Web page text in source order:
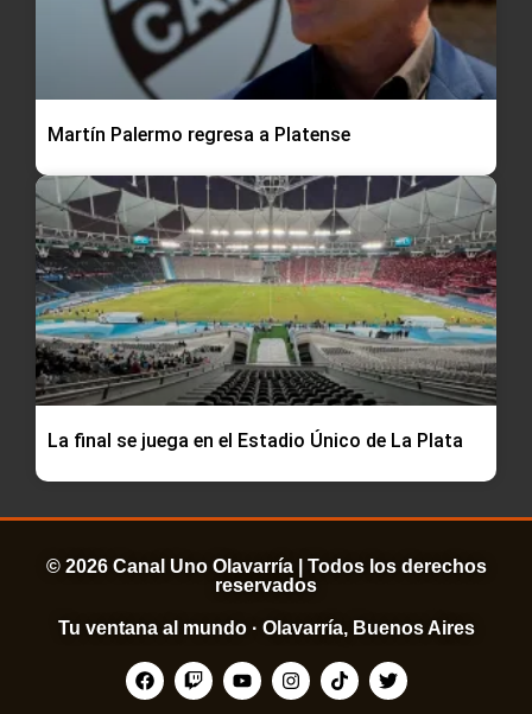
Martín Palermo regresa a Platense
La final se juega en el Estadio Único de La Plata
© 2026 Canal Uno Olavarría | Todos los derechos
reservados
Tu ventana al mundo · Olavarría, Buenos Aires